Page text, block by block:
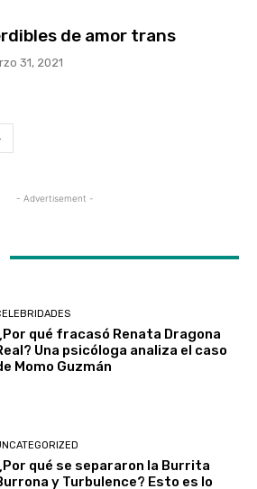
de amor trans
31, 2021
- Advertisement -
qué fracasó Renata Dragona
Una psicóloga analiza el caso
Momo Guzmán
qué se separaron la Burrita
y Turbulence? Esto es lo